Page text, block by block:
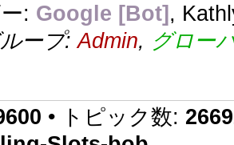
: Google [Bot] ,
ープ:Admin, グロー
• トピック数: